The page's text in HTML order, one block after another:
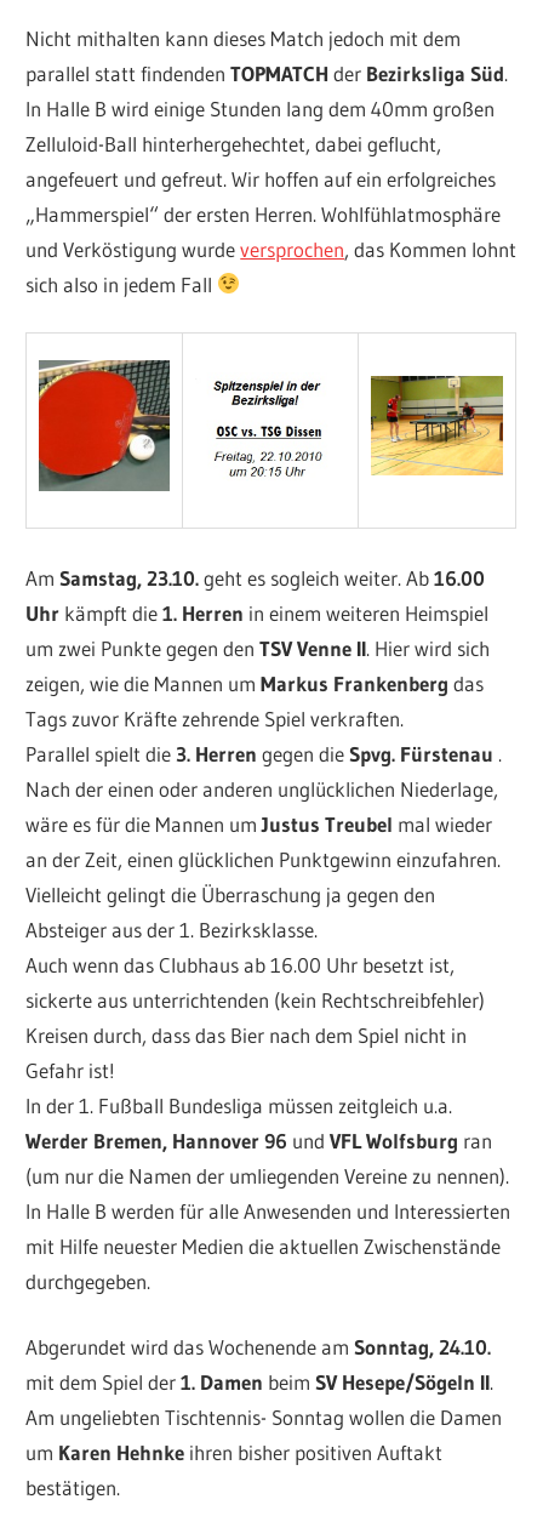
Nicht mithalten kann dieses Match jedoch mit dem
parallel statt findendenTOPMATCH der Bezirksliga Süd.
In Halle B wird einige Stunden lang dem 40mm großen
Zelluloid-Ball hinterhergehechtet, dabei geflucht,
angefeuert und gefreut. Wir hoffen auf ein erfolgreiches
„Hammerspiel“ der ersten Herren. Wohlfühlatmosphäre
und Verköstigung wurdeversprochen, das Kommen lohnt
sich also in jedem Fall
AmSamstag, 23.10.geht es sogleich weiter. Ab16.00
Uhr kämpft die1. Herren in einem weiteren Heimspiel
um zwei Punkte gegen denTSV Venne II. Hier wird sich
zeigen, wie die Mannen umMarkus Frankenberg das
Tags zuvor Kräfte zehrende Spiel verkraften.
Parallel spielt die 3. Herren gegen dieSpvg. Fürstenau .
Nach der einen oder anderen unglücklichen Niederlage,
wäre es für die Mannen umJustus Treubel mal wieder
an der Zeit, einen glücklichen Punktgewinn einzufahren.
Vielleicht gelingt die Überraschung ja gegen den
Absteiger aus der 1. Bezirksklasse.
Auch wenn das Clubhaus ab 16.00 Uhr besetzt ist,
sickerte aus unterrichtenden (kein Rechtschreibfehler)
Kreisen durch, dass das Bier nach dem Spiel nicht in
Gefahr ist!
In der 1. Fußball Bundesliga müssen zeitgleich u.a.
Werder Bremen, Hannover 96 undVFL Wolfsburg ran
(um nur die Namen der umliegenden Vereine zu nennen).
In Halle B werden für alle Anwesenden und Interessierten
mit Hilfe neuester Medien die aktuellen Zwischenstände
durchgegeben.
Abgerundet wird das Wochenende amSonntag, 24.10.
mit dem Spiel der1. Damen beimSV Hesepe/Sögeln II.
Am ungeliebten Tischtennis- Sonntag wollen die Damen
um Karen Hehnke ihren bisher positiven Auftakt
bestätigen.